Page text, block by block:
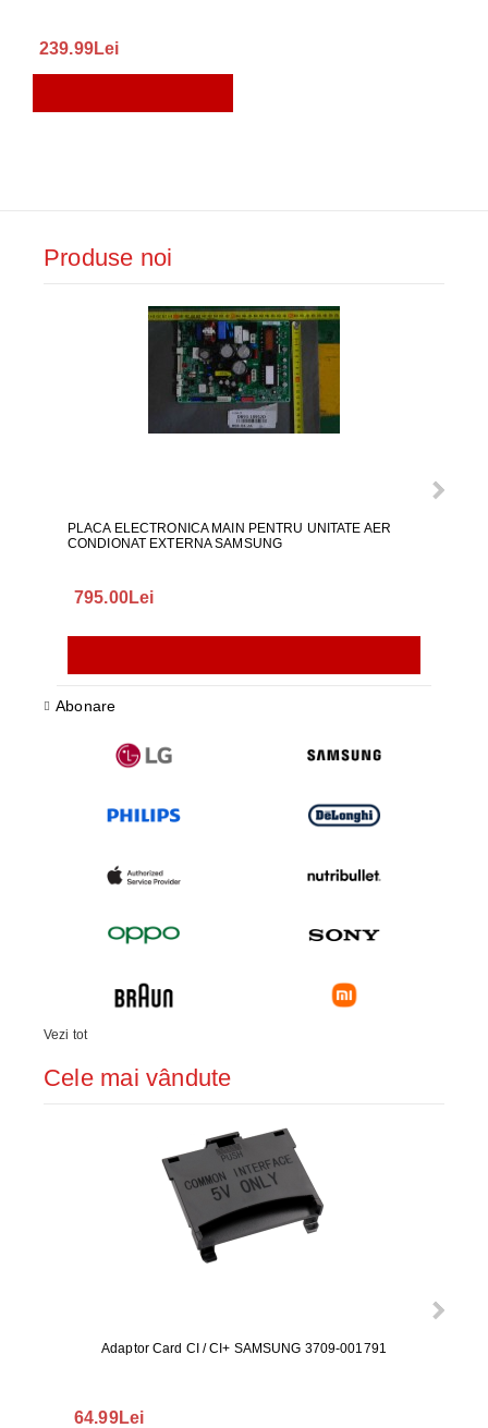
239.99Lei
Produse noi
PLACA ELECTRONICA MAIN PENTRU UNITATE AER
CONDIONAT EXTERNA SAMSUNG
795.00Lei
Abonare
Vezi tot
Cele mai vândute
Adaptor Card CI / CI+ SAMSUNG 3709-001791
64.99Lei